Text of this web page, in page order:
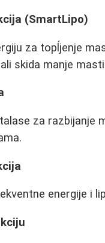
(SmartLipo)
za topĺjenje
skida manje
za razbijanje
energije i